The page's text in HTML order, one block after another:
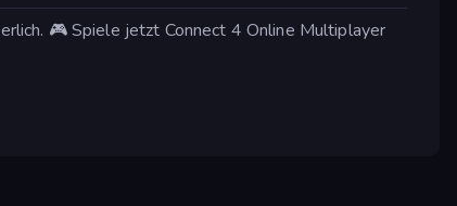
🎮 Spiele jetzt Connect 4 Online Multiplayer